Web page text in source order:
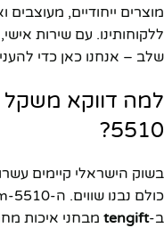
מוצרים ייחודיים, מעוצבים
ללקוחותינו. עם שירות
שלב – אנחנו כאן כדי
5510?
בשוק הישראלי קיימים
ב-tengift מבחני איכות